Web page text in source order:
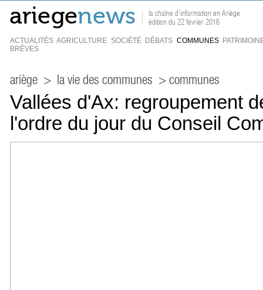
la chaîne d'information en Ariège
édition du 22 février 2016
ACTUALITÉS AGRICULTURE SOCIÉTÉ DÉBATS COMMUNES
BRÈVES
ariège > la vie des communes > communes
Vallées d'Ax: regroupement
l'ordre du jour du Conseil